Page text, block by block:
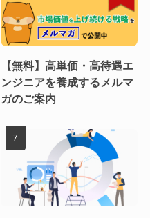
【無料】高単価・高待遇エ
ンジニアを養成するメルマ
ガのご案内